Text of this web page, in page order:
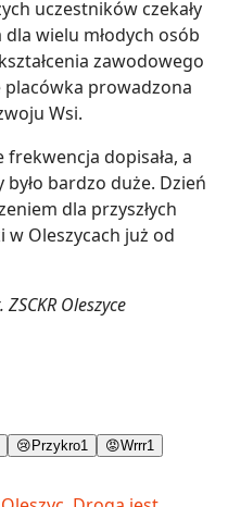
uczestników czekały
dla wielu młodych osób
zawodowego
prowadzona
Wsi.
dopisała, a
bardzo duże. Dzień
dla przyszłych
Oleszycach już od
Oleszyce
😢 Przykro1 😡Wrrr1